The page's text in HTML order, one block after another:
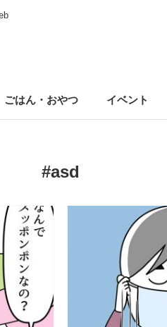
ごはん・おやつ イベント
#asd